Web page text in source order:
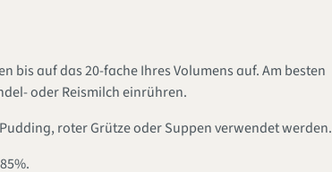
bis auf das 20-fache Ihres Volumens auf. Am besten
oder Reismilch einrühren.
roter Grütze oder Suppen verwendet werden.